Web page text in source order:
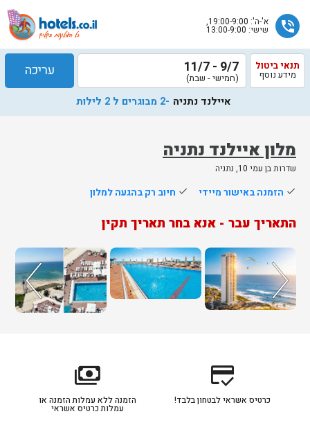
phone_in_talk א'-ה': 19:00-9:00,
שישי: 13:00-9:00
מלון איילנד נתניה
שדרות בן עמי 10, נתניה
תנאי ביטול
מידע נוסף 9/7 - 11/7
(חמישי - שבת) עריכה
איילנד נתניה -2 מבוגרים ל 2 לילות
done הזמנה באישור מיידי done חיוב רק בהגעה למלון
התאריך עבר - אנא בחר תאריך תקין
שלח
הוטלס
אליך
בשעות
הפעילות
credit_score
כרטיס אשראי לבטחון בלבד!
payments
הזמנה ללא עמלות הזמנה או
עמלות כרטיס אשראי